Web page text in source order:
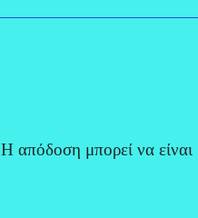
Η απόδοση μπορεί να